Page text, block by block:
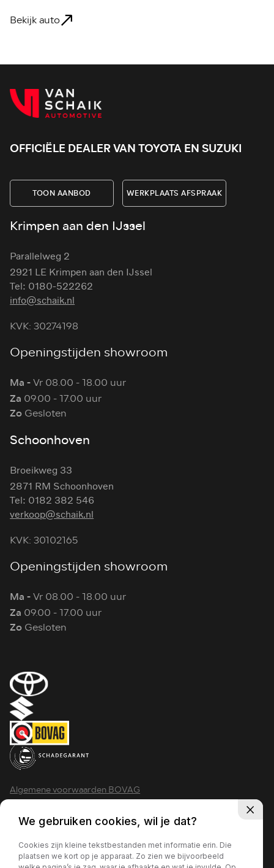
Bekijk auto
OFFICIËLE DEALER VAN TOYOTA EN SUZUKI
TOON AANBOD WERKPLAATS AFSPRAAK
Krimpen aan den IJssel
Parallelweg 2
2921 LE Krimpen aan den IJssel
Tel: 0180-522262
info@schaik.nl
KVK: 30274198
Openingstijden showroom
Ma -Vr 08.00 - 18.00 uur
Za 09.00 - 17.00 uur
Zo Gesloten
Schoonhoven
Broeikweg 33
2871 RM Schoonhoven
Tel: 0182 382 546
verkoop@schaik.nl
KVK: 30102165
Openingstijden showroom
Ma -Vr 08.00 - 18.00 uur
Za 09.00 - 17.00 uur
Zo Gesloten
Algemene voorwaarden BOVAG
We gebruiken cookies, wil je dat?
Cookies zijn kleine tekstbestanden met informatie erin. Die
plaatsen we kort op je apparaat. Zo zien we bijvoorbeeld